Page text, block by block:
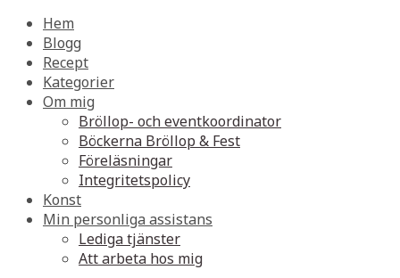
Hem
Blogg
Recept
Kategorier
Om mig
Bröllop- och eventkoordinator
Böckerna Bröllop & Fest
Föreläsningar
Integritetspolicy
Konst
Min personliga assistans
Lediga tjänster
Att arbeta hos mig